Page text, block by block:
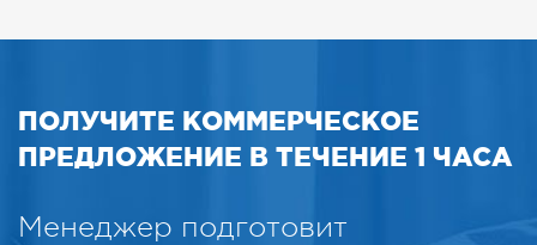
ПОЛУЧИТЕ КОММЕРЧЕСКОЕ
ПРЕДЛОЖЕНИЕ В ТЕЧЕНИЕ 1 ЧАСА
Менеджер подготовит